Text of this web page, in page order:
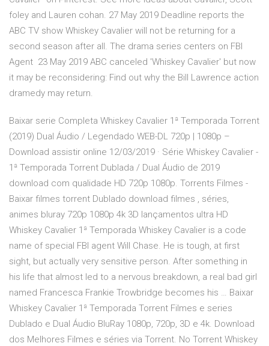
foley and Lauren cohan. 27 May 2019 Deadline reports the
ABC TV show Whiskey Cavalier will not be returning for a
second season after all. The drama series centers on FBI
Agent 23 May 2019 ABC canceled 'Whiskey Cavalier' but now
it may be reconsidering: Find out why the Bill Lawrence action
dramedy may return.
Baixar serie Completa Whiskey Cavalier 1ª Temporada Torrent
(2019) Dual Áudio / Legendado WEB-DL 720p | 1080p –
Download assistir online 12/03/2019 · Série Whiskey Cavalier -
1ª Temporada Torrent Dublada / Dual Áudio de 2019
download com qualidade HD 720p 1080p. Torrents Filmes -
Baixar filmes torrent Dublado download filmes , séries,
animes bluray 720p 1080p 4k 3D lançamentos ultra HD
Whiskey Cavalier 1ª Temporada Whiskey Cavalier is a code
name of special FBI agent Will Chase. He is tough, at first
sight, but actually very sensitive person. After something in
his life that almost led to a nervous breakdown, a real bad girl
named Francesca Frankie Trowbridge becomes his … Baixar
Whiskey Cavalier 1ª Temporada Torrent Filmes e series
Dublado e Dual Áudio BluRay 1080p, 720p, 3D e 4k. Download
dos Melhores Filmes e séries via Torrent. No Torrent Whiskey